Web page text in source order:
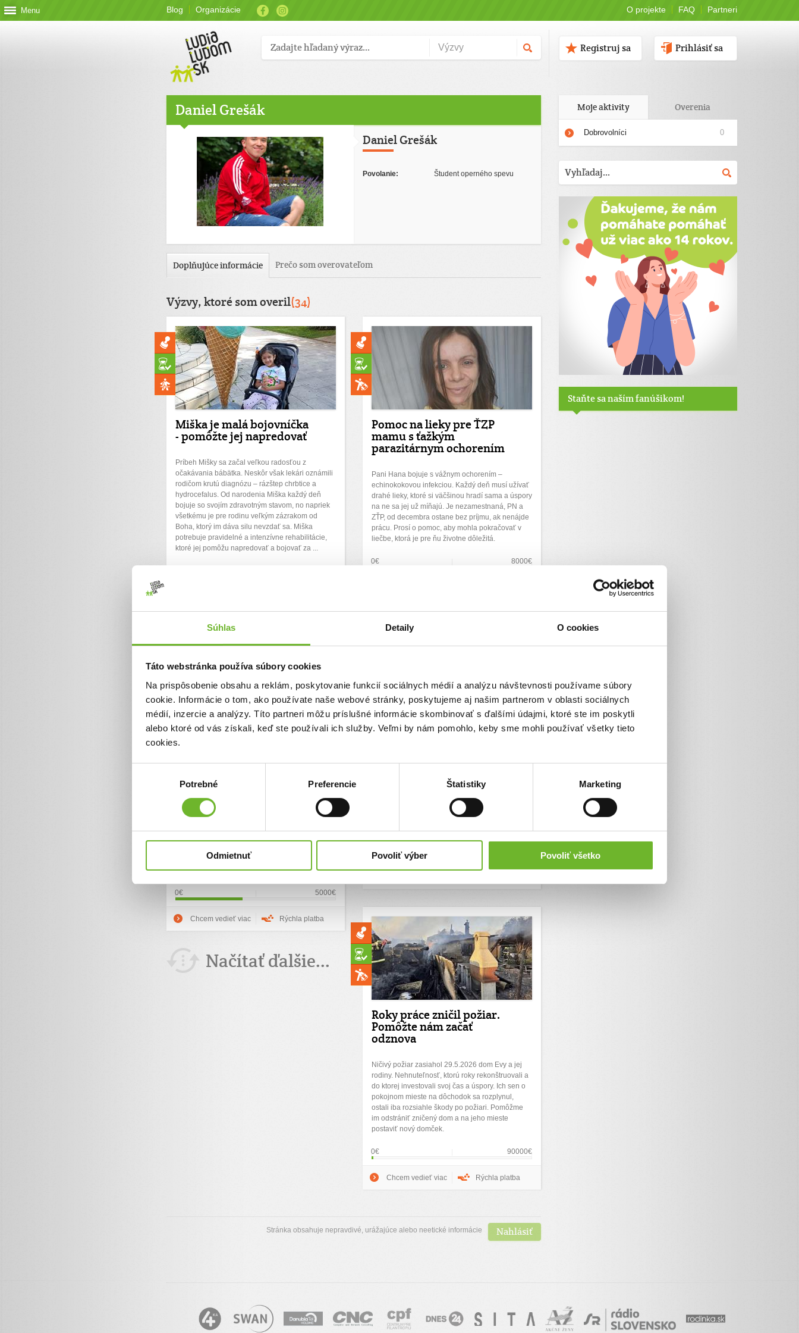
Súhlas Detaily O cookies
Táto webstránka používa súbory cookies
Na prispôsobenie obsahu a reklám, poskytovanie funkcií sociálnych médií a analýzu návštevnosti používame súbory
cookie. Informácie o tom, ako používate naše webové stránky, poskytujeme aj našim partnerom v oblasti sociálnych
médií, inzercie a analýzy. Títo partneri môžu príslušné informácie skombinovať s ďalšími údajmi, ktoré ste im poskytli
alebo ktoré od vás získali, keď ste používali ich služby. Veľmi by nám pomohlo, keby sme mohli používať všetky tieto
cookies.
Potrebné Preferencie Štatistiky Marketing
Odmietnuť Povoliť výber Povoliť všetko
Menu Blog Organizácie O projekte FAQ Partneri
Prihlásiť sa
Registruj sa
Daniel Grešák
Daniel Grešák
Povolanie: Študent operného spevu
Doplňujúce informácie Prečo som overovateľom
Výzvy, ktoré som overil(34)
Miška je malá bojovníčka
- pomôžte jej napredovať
Príbeh Mišky sa začal veľkou radosťou z
očakávania bábätka. Neskôr však lekári oznámili
rodičom krutú diagnózu – rázštep chrbtice a
hydrocefalus. Od narodenia Miška každý deň
bojuje so svojím zdravotným stavom, no napriek
všetkému je pre rodinu veľkým zázrakom od
Boha, ktorý im dáva silu nevzdať sa. Miška
potrebuje pravidelné a intenzívne rehabilitácie,
ktoré jej pomôžu napredovať a bojovať za ...
Pomoc na lieky pre ŤZP
mamu s ťažkým
parazitárnym ochorením
Pani Hana bojuje s vážnym ochorením –
echinokokovou infekciou. Každý deň musí užívať
drahé lieky, ktoré si väčšinou hradí sama a úspory
na ne sa jej už míňajú. Je nezamestnaná, PN a
ZŤP, od decembra ostane bez príjmu, ak nenájde
prácu. Prosí o pomoc, aby mohla pokračovať v
liečbe, ktorá je pre ňu životne dôležitá.
0€ 8000€
Pomôžme rodine, ktorá
prišla o domov v ničivom
hlavou, spomienky aj bezpečie domova.
Šesťčlenná rodina s malým dieťaťom dnes stojí
pred neľahkou úlohou začať od nuly. Vaša pomoc
im môže priniesť Vianoce opäť pod vlastnou
0€
Prosba o pomoc pre
matku samoživiteľku so
Denisa je maminou 4 detí. Troch synov a jednej
ochorenie močového mechúra, avšak vzhľadom k
tomu, že z dôvodu choroby nepokračuje v štúdiu
pre maminu samoživiteľku je náročné uhradiť
potrebné poplatky v domácnosti či za ...
0€ 5000€
Chcem vedieť viac Rýchla platba
Roky práce zničil požiar.
Pomôžte nám začať
odznova
Ničivý požiar zasiahol 29.5.2026 dom Evy a jej
rodiny. Nehnuteľnosť, ktorú roky rekonštruovali a
do ktorej investovali svoj čas a úspory. Ich sen o
pokojnom mieste na dôchodok sa rozplynul,
ostali iba rozsiahle škody po požiari. Pomôžme
im odstrániť zničený dom a na jeho mieste
postaviť nový domček.
0€ 90000€
Chcem vedieť viac Rýchla platba
Načítať ďalšie...
Nahlásiť
Stránka obsahuje nepravdivé, urážajúce alebo neetické informácie
Moje aktivity Overenia
Dobrovolníci 0
Staňte sa naším fanúšikom!